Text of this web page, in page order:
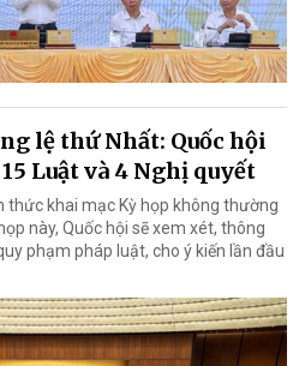
lệ thứ Nhất: Quốc hội
Luật và 4 Nghị quyết
thức khai mạc Kỳ họp không thường
này, Quốc hội sẽ xem xét, thông
phạm pháp luật, cho ý kiến lần đầu